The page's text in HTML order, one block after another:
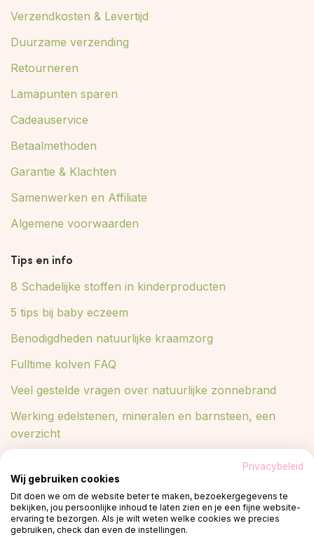
Verzendkosten & Levertijd
Duurzame verzending
Retourneren
Lamapunten sparen
Cadeauservice
Betaalmethoden
Garantie & Klachten
Samenwerken en Affiliate
Algemene voorwaarden
Tips en info
8 Schadelijke stoffen in kinderproducten
5 tips bij baby eczeem
Benodigdheden natuurlijke kraamzorg
Fulltime kolven FAQ
Veel gestelde vragen over natuurlijke zonnebrand
Werking edelstenen, mineralen en barnsteen, een
overzicht
Blog
Privacybeleid
Wij gebruiken cookies
Dit doen we om de website beter te maken, bezoekergegevens te
bekijken, jou persoonlijke inhoud te laten zien en je een fijne website-
ervaring te bezorgen. Als je wilt weten welke cookies we precies
gebruiken, check dan even de instellingen.